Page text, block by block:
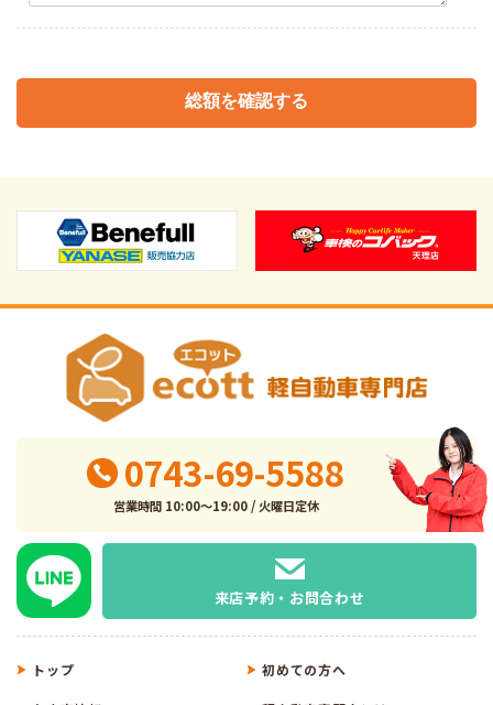
0743-69-5588
営業時間 10:00～19:00 / 火曜日定休
来店予約・お問合わせ
トップ 初めての方へ